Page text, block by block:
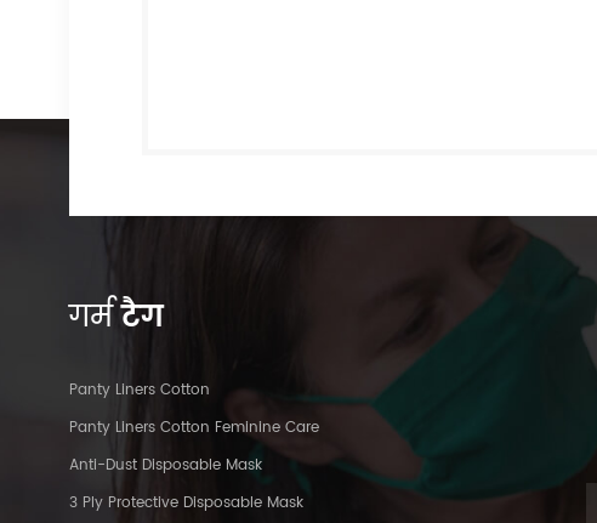
गर्मटैग
Panty Liners Cotton
Panty Liners Cotton Feminine Care
Anti-Dust Disposable Mask
3 Ply Protective Disposable Mask